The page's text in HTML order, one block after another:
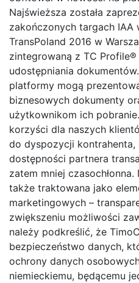
Najświeższa została
zakończonych targach IAA
TransPoland 2016 w
zintegrowaną z TC
udostępniania
platformy mogą
biznesowych dokumenty
użytkownikom ich
korzyści dla naszych
do dyspozycji kontrahenta,
dostępności partnera
zatem mniej
także traktowana jako
marketingowych –
zwiększeniu możliwości
należy podkreślić, że
bezpieczeństwo danych,
ochrony danych
niemieckiemu, będącemu